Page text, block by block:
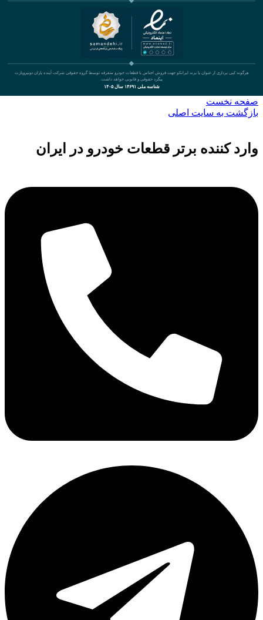
هرگونه کپی برداری از عنوان یا برند ایرانکو جهت فروش اجناس یا قطعات خودرو متفرقه توسط گروه حقوقی شرکت آینده یاران دونیروپارت
پیگرد حقوقی و قانونی خواهد داشت.
شناسه ملی ۱۴۶۹۱ سال ۱۴۰۵
صفحه نخست
بازگشت به سایت اصلی
وارد کننده برتر قطعات خودرو در ایران